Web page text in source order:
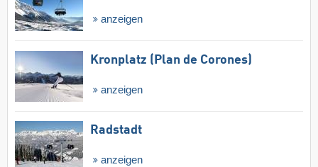
anzeigen
Kronplatz (Plan de Corones)
anzeigen
Radstadt
anzeigen